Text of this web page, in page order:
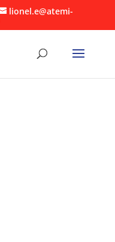
lionel.e@atemi-